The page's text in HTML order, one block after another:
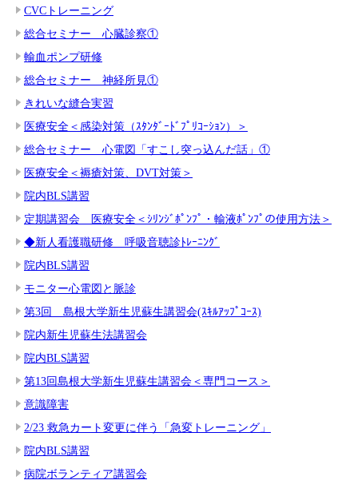
CVCトレーニング
総合セミナー 心臓診察①
輸血ポンプ研修
総合セミナー 神経所見①
きれいな縫合実習
医療安全＜感染対策（ｽﾀﾝﾀﾞｰﾄﾞﾌﾟﾘｺｰｼｮﾝ）＞
総合セミナー 心電図「すこし突っ込んだ話」①
医療安全＜褥瘡対策、DVT対策＞
院内BLS講習
定期講習会 医療安全＜ｼﾘﾝｼﾞﾎﾟﾝﾌﾟ・輸液ﾎﾟﾝﾌﾟの使用方法＞
◆新人看護職研修 呼吸音聴診ﾄﾚｰﾆﾝｸﾞ
院内BLS講習
モニター心電図と脈診
第3回 島根大学新生児蘇生講習会(ｽｷﾙｱｯﾌﾟｺｰｽ)
院内新生児蘇生法講習会
院内BLS講習
第13回島根大学新生児蘇生講習会＜専門コース＞
意識障害
2/23 救急カート変更に伴う「急変トレーニング」
院内BLS講習
病院ボランティア講習会